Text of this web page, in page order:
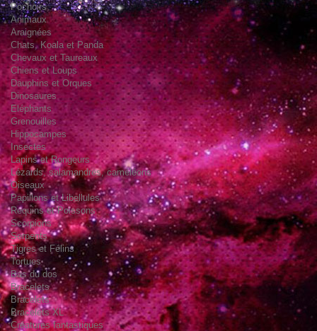
Pochoirs
Animaux
Araignées
Chats, Koala et Panda
Chevaux et Taureaux
Chiens et Loups
Dauphins et Orques
Dinosaures
Eléphants
Grenouilles
Hippocampes
Insectes
Lapins et Rongeurs
Lézards, salamandres, caméléons
Oiseaux
Papillons et Libellules
Requins et Poissons
Scorpions
Serpents
Tigres et Félins
Tortues
Bas du dos
Bracelets
Bracelets
Bracelets XL
Créatures fantastiques